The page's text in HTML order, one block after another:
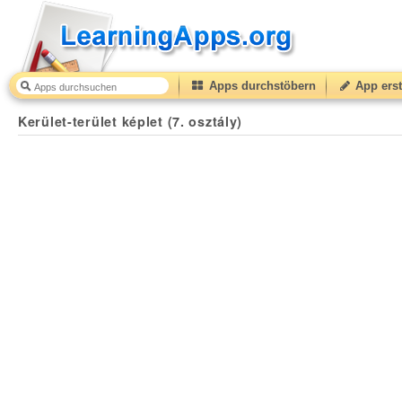
Apps durchstöbern App
Kerület-terület képlet (7. osztály)